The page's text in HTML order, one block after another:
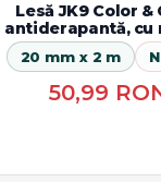
Lesă JK9 Color &
antiderapantă, cu
20 mm x 2 m
50,99